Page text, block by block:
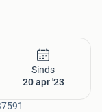
Sinds
20 apr '23